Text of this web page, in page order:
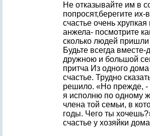
Не отказывайте им в
попросят,берегите
счастье очень
анжела- посмотрите
сколько людей
Будьте всегда вместе-
дружною и большой
притча Из одного
счастье. Трудно
решило. «Но прежде, -
я исполню по одному
члена той семьи, в
годы. Чего ты
счастье у хозяйки